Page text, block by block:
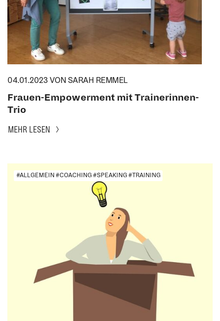
04.01.2023 VON SARAH REMMEL
Frauen-Empowerment mit Trainerinnen-
Trio
MEHR LESEN
#ALLGEMEIN #COACHING #SPEAKING #TRAINING